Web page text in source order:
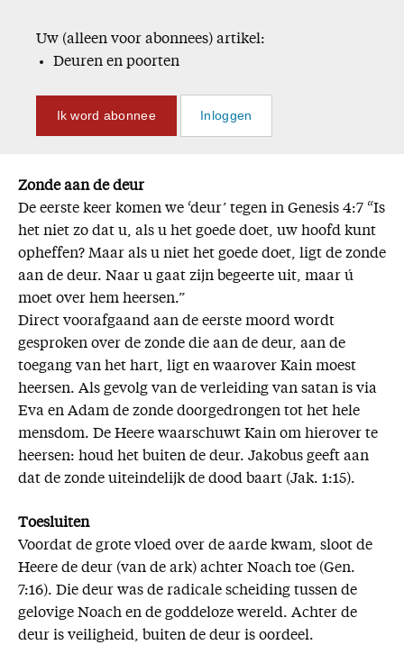
Uw (alleen voor abonnees) artikel:
Deuren en poorten
Ik word abonnee Inloggen
Zonde aan de deur
De eerste keer komen we ‘deur’ tegen in Genesis 4:7 “Is
het niet zo dat u, als u het goede doet, uw hoofd kunt
opheffen? Maar als u niet het goede doet, ligt de zonde
aan de deur. Naar u gaat zijn begeerte uit, maar ú
moet over hem heersen.”
Direct voorafgaand aan de eerste moord wordt
gesproken over de zonde die aan de deur, aan de
toegang van het hart, ligt en waarover Kain moest
heersen. Als gevolg van de verleiding van satan is via
Eva en Adam de zonde doorgedrongen tot het hele
mensdom. De Heere waarschuwt Kain om hierover te
heersen: houd het buiten de deur. Jakobus geeft aan
dat de zonde uiteindelijk de dood baart (Jak. 1:15).
Toesluiten
Voordat de grote vloed over de aarde kwam, sloot de
Heere de deur (van de ark) achter Noach toe (Gen.
7:16). Die deur was de radicale scheiding tussen de
gelovige Noach en de goddeloze wereld. Achter de
deur is veiligheid, buiten de deur is oordeel.